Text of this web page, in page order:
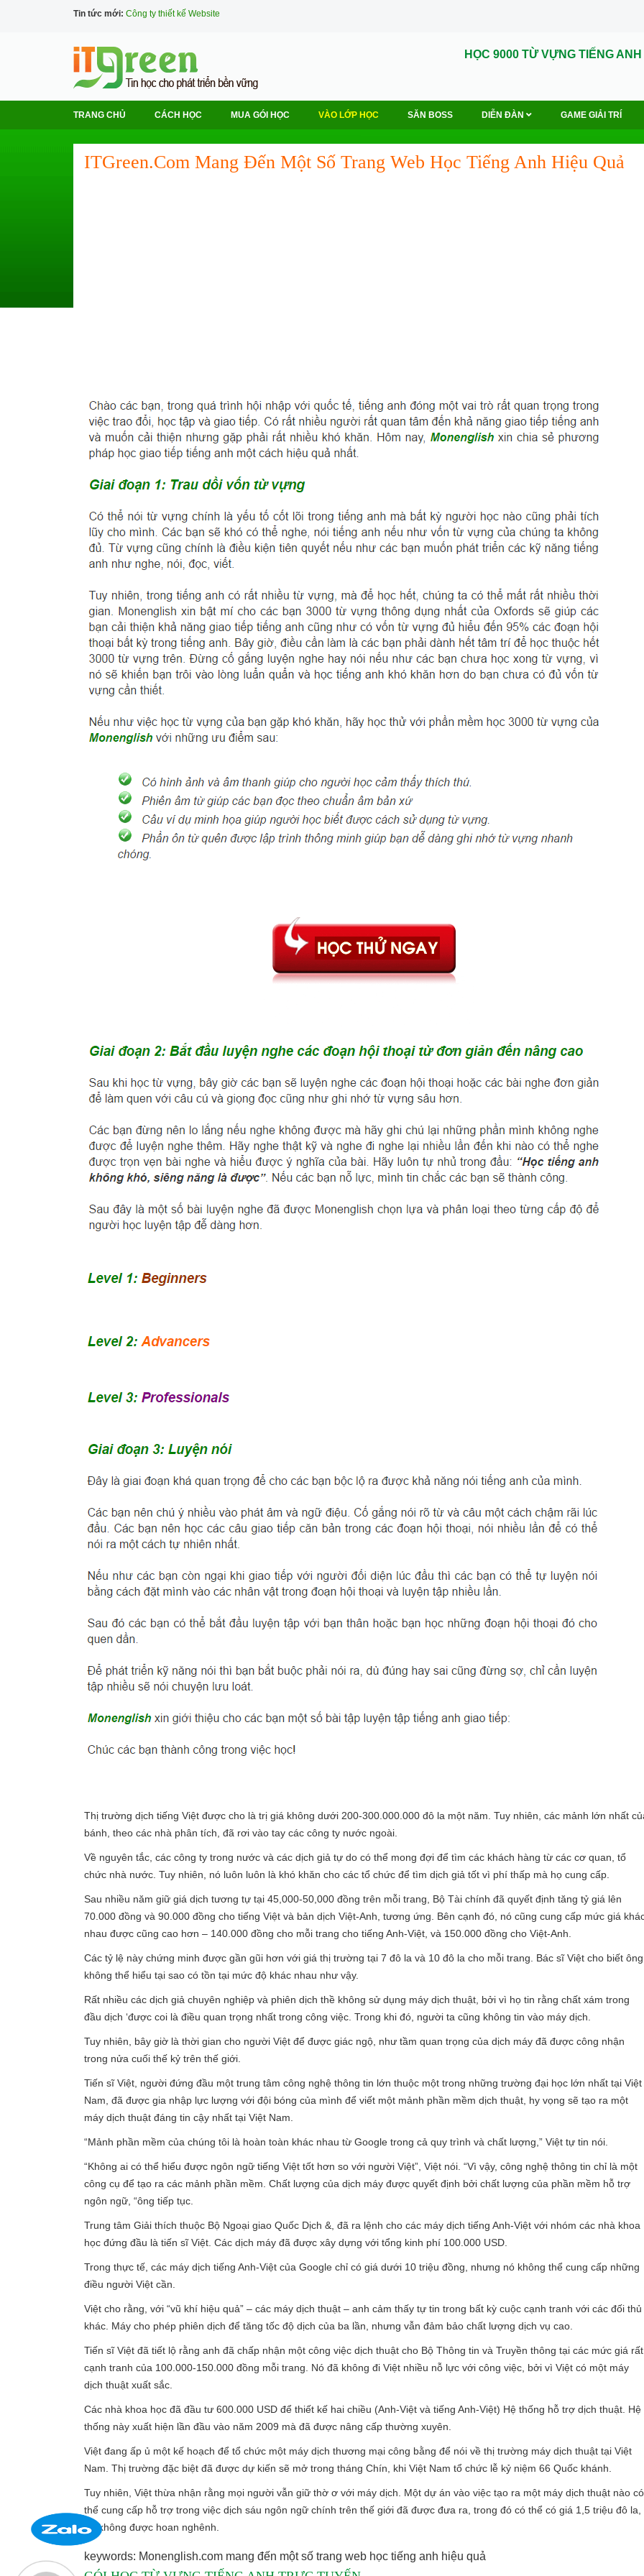
Tin tức mới: Công ty thiết kế Website
HỌC 9000 TỪ VỰNG TIẾNG ANH
TRANG CHỦ CÁCH HỌC MUA GÓI HỌC VÀO LỚP HỌC SĂN BOSS DIỄN ĐÀN GAME GIẢI TRÍ
ITGreen.com Mang Đến Một Số Trang Web Học Tiếng Anh Hiệu Quả
Thị trường dịch tiếng Việt được cho là trị giá không dưới 200-300.000.000 đô la một năm. Tuy nhiên, các mảnh lớn nhất
bánh, theo các nhà phân tích, đã rơi vào tay các công ty nước ngoài.
Về nguyên tắc, các công ty trong nước và các dịch giả tự do có thể mong đợi để tìm các khách hàng từ các cơ quan, tổ
chức nhà nước. Tuy nhiên, nó luôn luôn là khó khăn cho các tổ chức để tìm dịch giả tốt vì phí thấp mà họ cung cấp.
Sau nhiều năm giữ giá dịch tương tự tại 45,000-50,000 đồng trên mỗi trang, Bộ Tài chính đã quyết định tăng tỷ giá lên
70.000 đồng và 90.000 đồng cho tiếng Việt và bản dịch Việt-Anh, tương ứng. Bên cạnh đó, nó cũng cung cấp mức giá
nhau được cũng cao hơn – 140.000 đồng cho mỗi trang cho tiếng Anh-Việt, và 150.000 đồng cho Việt-Anh.
Các tỷ lệ này chứng minh được gần gũi hơn với giá thị trường tại 7 đô la và 10 đô la cho mỗi trang. Bác sĩ Việt cho biết ông
không thể hiểu tại sao có tồn tại mức độ khác nhau như vậy.
Rất nhiều các dịch giả chuyên nghiệp và phiên dịch thề không sử dụng máy dịch thuật, bởi vì họ tin rằng chất xám trong
đầu dịch ‘được coi là điều quan trọng nhất trong công việc. Trong khi đó, người ta cũng không tin vào máy dịch.
Tuy nhiên, bây giờ là thời gian cho người Việt để được giác ngộ, như tầm quan trọng của dịch máy đã được công nhận
trong nửa cuối thế kỷ trên thế giới.
Tiến sĩ Việt, người đứng đầu một trung tâm công nghệ thông tin lớn thuộc một trong những trường đại học lớn nhất tại Việt
Nam, đã được gia nhập lực lượng với đội bóng của mình để viết một mảnh phần mềm dịch thuật, hy vọng sẽ tạo ra một
máy dịch thuật đáng tin cậy nhất tại Việt Nam.
“Mảnh phần mềm của chúng tôi là hoàn toàn khác nhau từ Google trong cả quy trình và chất lượng,” Việt tự tin nói.
“Không ai có thể hiểu được ngôn ngữ tiếng Việt tốt hơn so với người Việt”, Việt nói. “Vì vậy, công nghệ thông tin chỉ là một
công cụ để tạo ra các mảnh phần mềm. Chất lượng của dịch máy được quyết định bởi chất lượng của phần mềm hỗ trợ
ngôn ngữ, “ông tiếp tục.
Trung tâm Giải thích thuộc Bộ Ngoại giao Quốc Dịch &, đã ra lệnh cho các máy dịch tiếng Anh-Việt với nhóm các nhà khoa
học đứng đầu là tiến sĩ Việt. Các dịch máy đã được xây dựng với tổng kinh phí 100.000 USD.
Trong thực tế, các máy dịch tiếng Anh-Việt của Google chỉ có giá dưới 10 triệu đồng, nhưng nó không thể cung cấp những
điều người Việt cần.
Việt cho rằng, với “vũ khí hiệu quả” – các máy dịch thuật – anh cảm thấy tự tin trong bất kỳ cuộc cạnh tranh với các đối thủ
khác. Máy cho phép phiên dịch để tăng tốc độ dịch của ba lần, nhưng vẫn đảm bảo chất lượng dịch vụ cao.
Tiến sĩ Việt đã tiết lộ rằng anh đã chấp nhận một công việc dịch thuật cho Bộ Thông tin và Truyền thông tại các mức giá rất
cạnh tranh của 100.000-150.000 đồng mỗi trang. Nó đã không đi Việt nhiều nỗ lực với công việc, bởi vì Việt có một máy
dịch thuật xuất sắc.
Các nhà khoa học đã đầu tư 600.000 USD để thiết kế hai chiều (Anh-Việt và tiếng Anh-Việt) Hệ thống hỗ trợ dịch thuật. Hệ
thống này xuất hiện lần đầu vào năm 2009 mà đã được nâng cấp thường xuyên.
Việt đang ấp ủ một kế hoạch để tổ chức một máy dịch thương mại công bằng để nói về thị trường máy dịch thuật tại Việt
Nam. Thị trường đặc biệt đã được dự kiến ​​sẽ mở trong tháng Chín, khi Việt Nam tổ chức lễ kỷ niệm 66 Quốc khánh.
Tuy nhiên, Việt thừa nhận rằng mọi người vẫn giữ thờ ơ với máy dịch. Một dự án vào việc tạo ra một máy dịch thuật nào có
thể cung cấp hỗ trợ trong việc dịch sáu ngôn ngữ chính trên thế giới đã được đưa ra, trong đó có thể có giá 1,5 triệu đô la,
đã không được hoan nghênh.
keywords: Monenglish.com mang đến một số trang web học tiếng anh hiệu quả